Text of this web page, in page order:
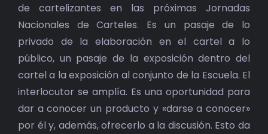
de cartelizantes en las próximas Jornadas
Nacionales de Carteles. Es un pasaje de lo
privado de la elaboración en el cartel a lo
público, un pasaje de la exposición dentro del
cartel a la exposición al conjunto de la Escuela. El
interlocutor se amplía. Es una oportunidad para
dar a conocer un producto y «darse a conocer»
por él y, además, ofrecerlo a la discusión. Esto da